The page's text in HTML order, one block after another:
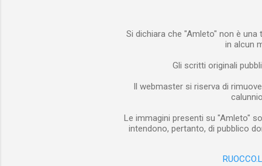
Si dichiara che "Amleto" non è
in alcun
Gli scritti originali
Il webmaster si riserva di
Le immagini presenti su "Amleto"
intendono, pertanto, di pubblico